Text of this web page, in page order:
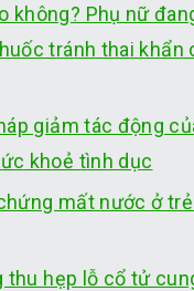
không? Phụ nữ
tránh thai khẩn
giảm tác động
khoẻ tình dục
mất nước ở
thu hẹp lỗ cổ tử